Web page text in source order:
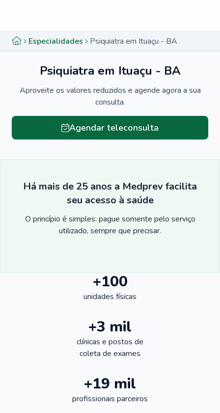
Especialidades Psiquiatra em Ituaçu - BA
Psiquiatra em Ituaçu - BA
Aproveite os valores reduzidos e agende agora a sua
consulta.
Agendar teleconsulta
Há mais de 25 anos a Medprev facilita
seu acesso à saúde
O princípio é simples: pague somente pelo serviço
utilizado, sempre que precisar.
+100
unidades físicas
+3 mil
clínicas e postos de
coleta de exames
+19 mil
profissionais parceiros